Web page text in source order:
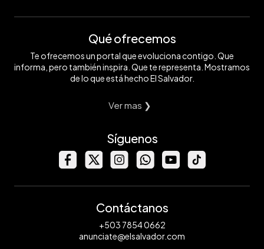
Qué ofrecemos
Te ofrecemos un portal que evoluciona contigo. Que
informa, pero también inspira. Que te representa. Mostramos
de lo que está hecho El Salvador.
Ver mas ❯
Síguenos
Contáctanos
+503 7854 0662
anunciate@elsalvador.com